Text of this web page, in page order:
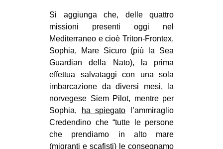
Si aggiunga che, delle quattro
missioni presenti oggi nel
Mediterraneo e cioè Triton-Frontex,
Sophia, Mare Sicuro (più la Sea
Guardian della Nato), la prima
effettua salvataggi con una sola
imbarcazione da diversi mesi, la
norvegese Siem Pilot, mentre per
Sophia,
ha spiegato l’ammiraglio
Credendino che “tutte le persone
che prendiamo in alto mare
(migranti e scafisti) le consegnamo